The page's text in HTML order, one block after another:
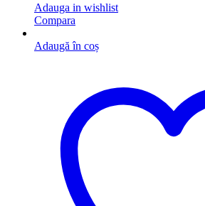
Adauga in wishlist
Compara
Adaugă în coș